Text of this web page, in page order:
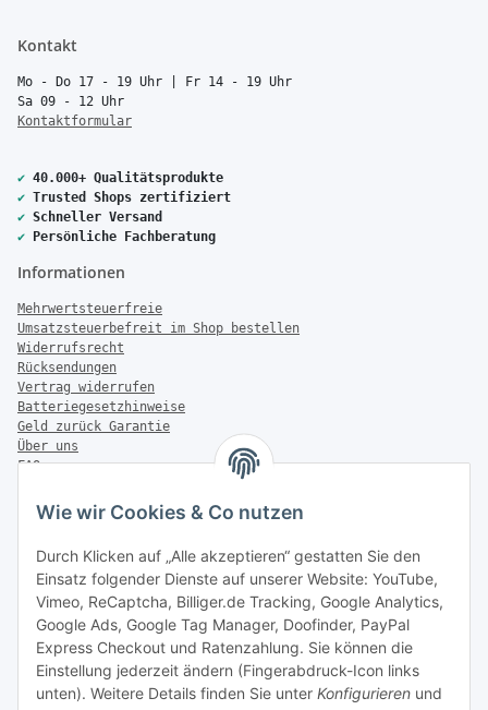
Wie wir Cookies & Co nutzen
Durch Klicken auf „Alle akzeptieren“ gestatten Sie den
Einsatz folgender Dienste auf unserer Website: YouTube,
Vimeo, ReCaptcha, Billiger.de Tracking, Google Analytics,
Google Ads, Google Tag Manager, Doofinder, PayPal
Express Checkout und Ratenzahlung. Sie können die
Einstellung jederzeit ändern (Fingerabdruck-Icon links
unten). Weitere Details finden Sie unter Konfigurieren und
Kontakt
Mo - Do 17 - 19 Uhr | Fr 14 - 19 Uhr
Sa 09 - 12 Uhr
Kontaktformular
✔ 40.000+ Qualitätsprodukte
✔ Trusted Shops zertifiziert
✔ Schneller Versand
✔ Persönliche Fachberatung
Informationen
Mehrwertsteuerfreie
Umsatzsteuerbefreit im Shop bestellen
Widerrufsrecht
Rücksendungen
Vertrag widerrufen
Batteriegesetzhinweise
Geld zurück Garantie
Über uns
FAQ
Zahlung & Versand
Versandinformationen